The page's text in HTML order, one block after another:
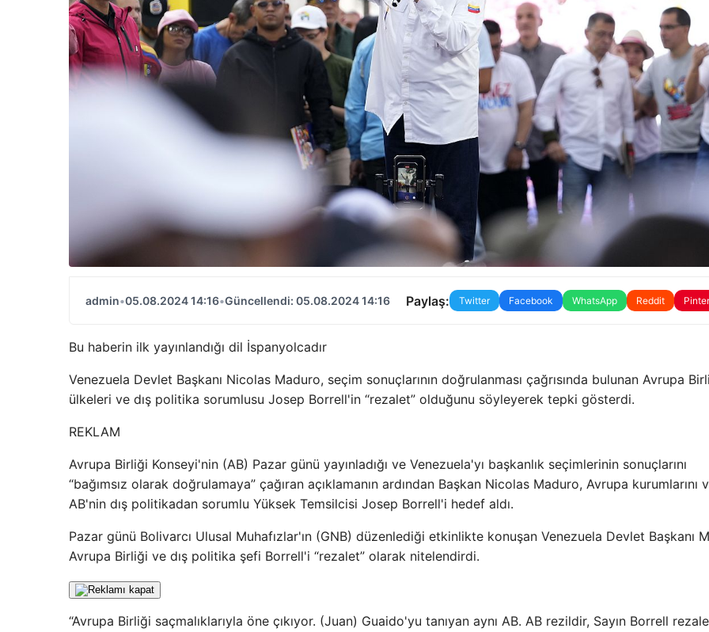
admin•05.08.2024 14:16•Güncellendi: 05.08.2024 14:16 Paylaş: Twitter Facebook WhatsApp Reddit
Bu haberin ilk yayınlandığı dil İspanyolcadır
Venezuela Devlet Başkanı Nicolas Maduro, seçim sonuçlarının doğrulanması çağrısında bulunan Avrupa
ülkeleri ve dış politika sorumlusu Josep Borrell'in “rezalet” olduğunu söyleyerek tepki gösterdi.
REKLAM
Avrupa Birliği Konseyi'nin (AB) Pazar günü yayınladığı ve Venezuela'yı başkanlık seçimlerinin sonuçlarını
“bağımsız olarak doğrulamaya” çağıran açıklamanın ardından Başkan Nicolas Maduro, Avrupa kurumlarını
AB'nin dış politikadan sorumlu Yüksek Temsilcisi Josep Borrell'i hedef aldı.
Pazar günü Bolivarcı Ulusal Muhafızlar'ın (GNB) düzenlediği etkinlikte konuşan Venezuela Devlet Başkanı
Avrupa Birliği ve dış politika şefi Borrell'i “rezalet” olarak nitelendirdi.
“Avrupa Birliği saçmalıklarıyla öne çıkıyor. (Juan) Guaido'yu tanıyan aynı AB. AB rezildir, Sayın Borrell